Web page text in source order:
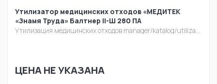
Утилизатор медицинских отходов «МЕДИТЕК
«Знамя Труда» Балтнер II-Ш 280 ПА
Утилизация медицинских отходов manager/katalog/utilizacia/baltner-sh-pa.jpg
ЦЕНА НЕ УКАЗАНА